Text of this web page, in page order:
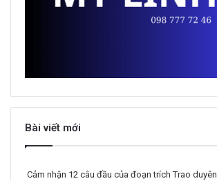
Bài viết mới
Cảm nhận 12 câu đầu của đoạn trích Trao duyên